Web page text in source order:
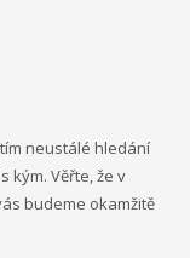
neustálé hledání
kým. Věřte, že v
budeme okamžitě